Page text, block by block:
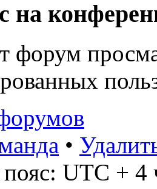
на
форум
•
UTC + 4